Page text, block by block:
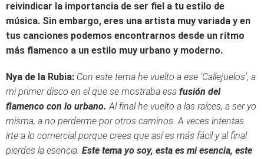
reivindicar la importancia de ser fiel a tu estilo de
música. Sin embargo, eres una artista muy variada y en
tus canciones podemos encontrarnos desde un ritmo
más flamenco a un estilo muy urbano y moderno.
Nya de la Rubia: Con este tema he vuelto a ese 'Callejuelos', a
mi primer disco en el que se mostraba esa fusión del
flamenco con lo urbano. Al final he vuelto a las raíces, a ser yo
misma, a no perderme por otros caminos. A veces intentas
irte a lo comercial porque crees que así es más fácil y al final
pierdes la esencia. Este tema yo soy, esta es mi esencia, este